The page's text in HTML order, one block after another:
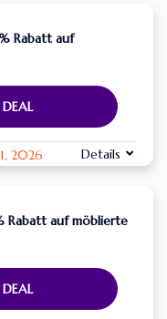
Rabatt auf
2026 Details
Rabatt auf möblierte